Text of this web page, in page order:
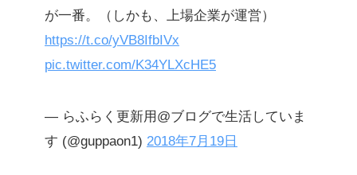
が一番。（しかも、上場企業が運営）
https://t.co/yVB8IfbIVx
pic.twitter.com/K34YLXcHE5
— らふらく更新用@ブログで生活していま
す (@guppaon1) 2018年7月19日